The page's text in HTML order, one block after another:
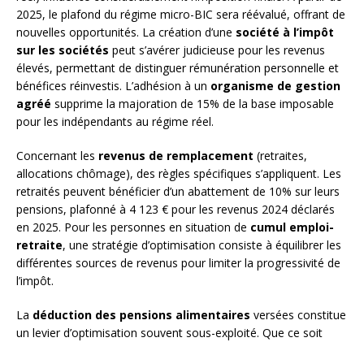
2025, le plafond du régime micro-BIC sera réévalué, offrant de
nouvelles opportunités. La création d’une société à l’impôt
sur les sociétés peut s’avérer judicieuse pour les revenus
élevés, permettant de distinguer rémunération personnelle et
bénéfices réinvestis. L’adhésion à un organisme de gestion
agréé supprime la majoration de 15% de la base imposable
pour les indépendants au régime réel.
Concernant les revenus de remplacement (retraites,
allocations chômage), des règles spécifiques s’appliquent. Les
retraités peuvent bénéficier d’un abattement de 10% sur leurs
pensions, plafonné à 4 123 € pour les revenus 2024 déclarés
en 2025. Pour les personnes en situation de cumul emploi-
retraite, une stratégie d’optimisation consiste à équilibrer les
différentes sources de revenus pour limiter la progressivité de
l’impôt.
La déduction des pensions alimentaires versées constitue
un levier d’optimisation souvent sous-exploité. Que ce soit